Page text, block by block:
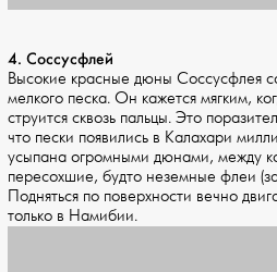
4. Соссусфлей
Высокие красные дюны Соссусфлея
мелкого песка. Он кажется мягким,
струится сквозь пальцы. Это
что пески появились в Калахари
усыпана огромными дюнами, между
пересохшие, будто неземные флеи
Подняться по поверхности вечно
только в Намибии.